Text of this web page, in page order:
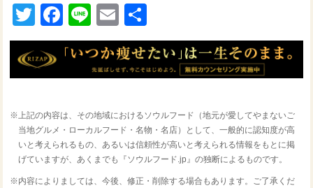
TwitterFacebook
LineEmail
有
※上記の内容は、その地域におけるソウルフード（地元が愛してやまないご
当地グルメ・ローカルフード・名物・名店）として、一般的に認知度が高
いと考えられるもの、あるいは信頼性が高いと考えられる情報をもとに掲
げていますが、あくまでも『ソウルフード.jp』の独断によるものです。
※内容によりましては、今後、修正・削除する場合もあります。ご了承くだ